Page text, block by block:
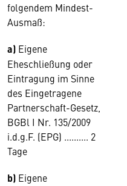
folgendem Mindest-
Ausmaß:
a) Eigene
Eheschließung oder
Eintragung im Sinne
des Eingetragene
Partnerschaft-Gesetz,
BGBl I Nr. 135/2009
i.d.g.F. (EPG) .......... 2
Tage
b) Eigene